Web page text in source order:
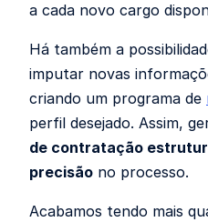
a cada novo cargo
Há também a
imputar novas
criando um programa de
perfil desejado. Assim,
de contratação
precisão no processo.
Acabamos tendo mais